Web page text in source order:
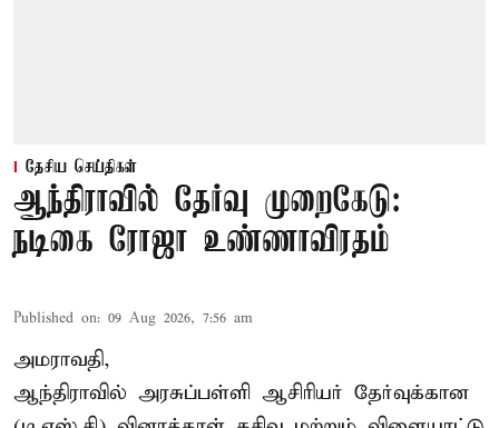
தேசிய செய்திகள்
ஆந்திராவில் தேர்வு முறைகேடு:
நடிகை ரோஜா உண்ணாவிரதம்
Published on: 09 Aug 2026, 7:56 am
அமராவதி,
ஆந்திராவில் அரசுப்பள்ளி ஆசிரியர் தேர்வுக்கான